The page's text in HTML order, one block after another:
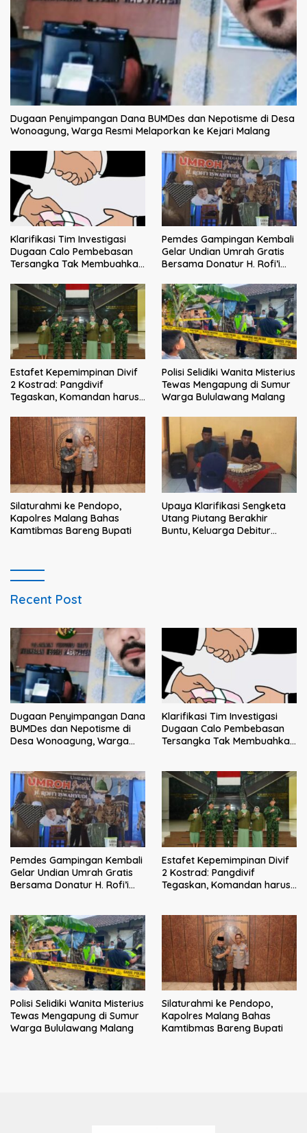
Dugaan Penyimpangan Dana BUMDes dan Nepotisme di Desa
Wonoagung, Warga Resmi Melaporkan ke Kejari Malang
Klarifikasi Tim Investigasi
Dugaan Calo Pembebasan
Tersangka Tak Membuahkan
Pemdes Gampingan Kembali
Gelar Undian Umrah Gratis
Bersama Donatur H. Rofi’i
bagi Pejuang Sosial
Estafet Kepemimpinan Divif
2 Kostrad: Pangdivif
Tegaskan, Komandan harus
dan solusi bagi prajurit
Polisi Selidiki Wanita Misterius
Tewas Mengapung di Sumur
Warga Bululawang Malang
Silaturahmi ke Pendopo,
Kapolres Malang Bahas
Kamtibmas Bareng Bupati
Upaya Klarifikasi Sengketa
Utang Piutang Berakhir
Buntu, Keluarga Debitur
Recent Post
Dugaan Penyimpangan Dana
BUMDes dan Nepotisme di
Desa Wonoagung, Warga
Klarifikasi Tim Investigasi
Dugaan Calo Pembebasan
Tersangka Tak Membuahkan
Pemdes Gampingan Kembali
Gelar Undian Umrah Gratis
Bersama Donatur H. Rofi’i
Estafet Kepemimpinan Divif
2 Kostrad: Pangdivif
Tegaskan, Komandan harus
Polisi Selidiki Wanita Misterius
Tewas Mengapung di Sumur
Warga Bululawang Malang
Silaturahmi ke Pendopo,
Kapolres Malang Bahas
Kamtibmas Bareng Bupati